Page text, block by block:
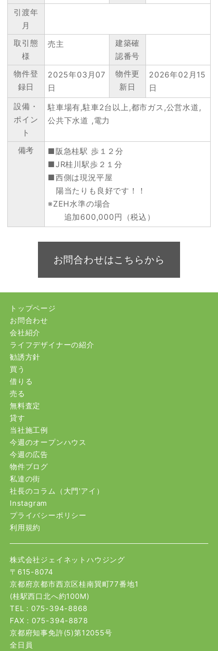
引渡年
月
取引態
様
売主
建築確
認番号
物件登
録日
2025年03月07
日
物件更
新日
2026年02月15
日
設備・
ポイン
ト
駐車場有,駐車2台以上,都市ガス,公営水道,
公共下水道 ,電力
備考
■阪急桂駅 歩１２分
■JR桂川駅歩２１分
■西側は現況平屋
陽当たりも良好です！！
※ZEH水準の場合
追加600,000円（税込）
お問合わせはこちらから
トップページ
お問合わせ
会社紹介
ライフデザイナーの紹介
勧誘方針
買う
借りる
売る
無料査定
貸す
当社施工例
今週のオープンハウス
今週の広告
物件ブログ
私達の街
社長のコラム（大門'アイ）
Instagram
プライバシーポリシー
利用規約
株式会社ジェイネットハウジング
〒615-8074
京都府京都市西京区桂南巽町77番地1
(桂駅西口北へ約100M)
TEL : 075-394-8868
FAX : 075-394-8878
京都府知事免許(5)第12055号
全日員